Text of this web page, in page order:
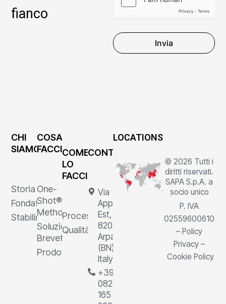
fianco
Invia
CHI
SIAMO
Storia
Fondatore
Stabilimenti
COSA
FACCIAMO
One-
Shot®
Method
Soluzioni
Brevettate
Prodotti
COME
LO
FACCIAMO
Processi
Qualità
CONTATTI
Via
Appia
Est, 1,
82011
Arpaia
(BN),
Italy
+39
0823
165
LOCATIONS
© 2026 Tutti i
diritti riservati.
SAPA S.p.A. a
socio unico
P. IVA
02559600610
– Policy
Privacy –
Cookie Policy